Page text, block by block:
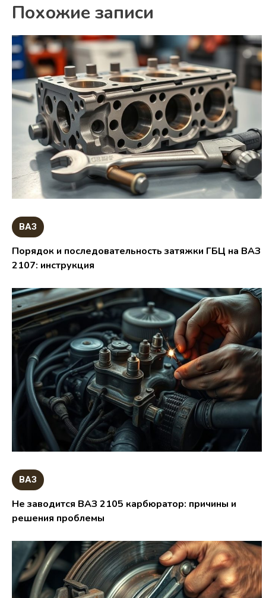
Похожие записи
ВАЗ
Порядок и последовательность затяжки ГБЦ на ВАЗ
2107: инструкция
ВАЗ
Не заводится ВАЗ 2105 карбюратор: причины и
решения проблемы